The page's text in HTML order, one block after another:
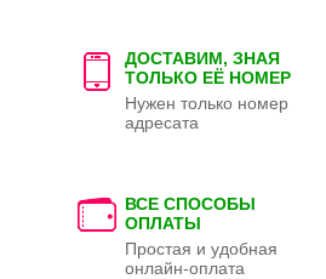
ДОСТАВИМ, ЗНАЯ
ТОЛЬКО ЕЁ НОМЕР
Нужен только номер
адресата
ВСЕ СПОСОБЫ
ОПЛАТЫ
Простая и удобная
онлайн-оплата